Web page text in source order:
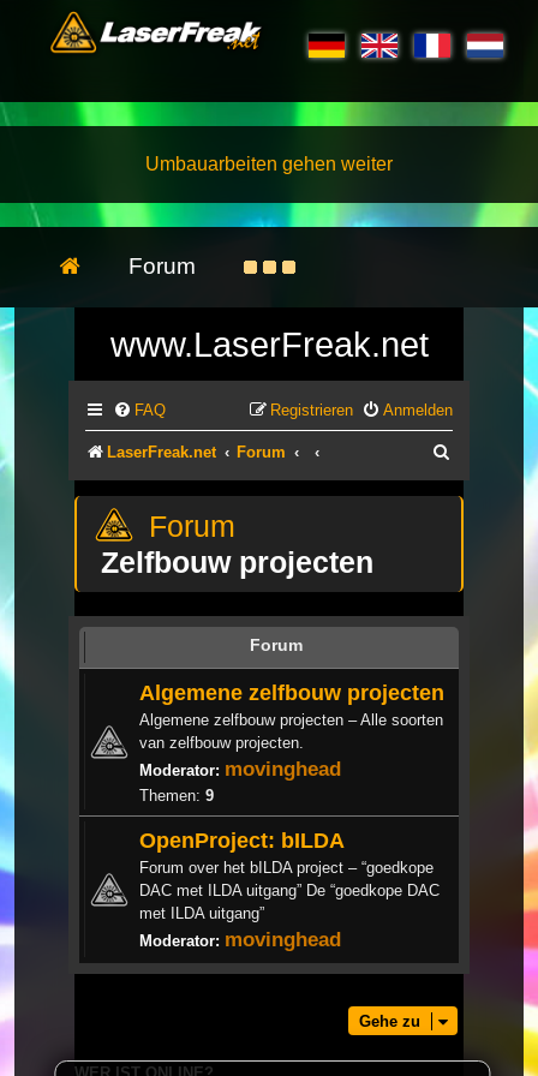
Umbauarbeiten gehen weiter
Forum
www.LaserFreak.net
FAQ Anmelden
Registrieren
LaserFreak.net Forum
Zelfbouw projecten
Forum
Algemene zelfbouw projecten
Algemene zelfbouw projecten – Alle soorten
van zelfbouw projecten.
Moderator: movinghead
Themen: 9
OpenProject: bILDA
Forum over het bILDA project – “goedkope
DAC met ILDA uitgang” De “goedkope DAC
met ILDA uitgang”
Moderator: movinghead
Gehe zu